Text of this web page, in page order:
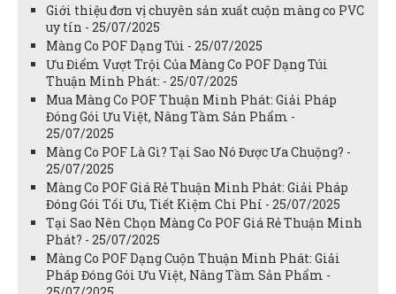
Giới thiệu đơn vị chuyên sản xuất cuộn màng co PVC
uy tín - 25/07/2025
Màng Co POF Dạng Túi - 25/07/2025
Ưu Điểm Vượt Trội Của Màng Co POF Dạng Túi
Thuận Minh Phát: - 25/07/2025
Mua Màng Co POF Thuận Minh Phát: Giải Pháp
Đóng Gói Ưu Việt, Nâng Tầm Sản Phẩm -
25/07/2025
Màng Co POF Là Gì? Tại Sao Nó Được Ưa Chuộng? -
25/07/2025
Màng Co POF Giá Rẻ Thuận Minh Phát: Giải Pháp
Đóng Gói Tối Ưu, Tiết Kiệm Chi Phí - 25/07/2025
Tại Sao Nên Chọn Màng Co POF Giá Rẻ Thuận Minh
Phát? - 25/07/2025
Màng Co POF Dạng Cuộn Thuận Minh Phát: Giải
Pháp Đóng Gói Ưu Việt, Nâng Tầm Sản Phẩm -